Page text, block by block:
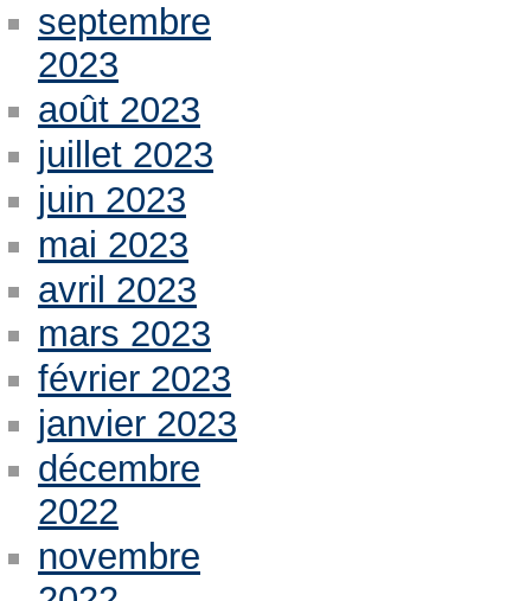
septembre
2023
août 2023
juillet 2023
juin 2023
mai 2023
avril 2023
mars 2023
février 2023
janvier 2023
décembre
2022
novembre